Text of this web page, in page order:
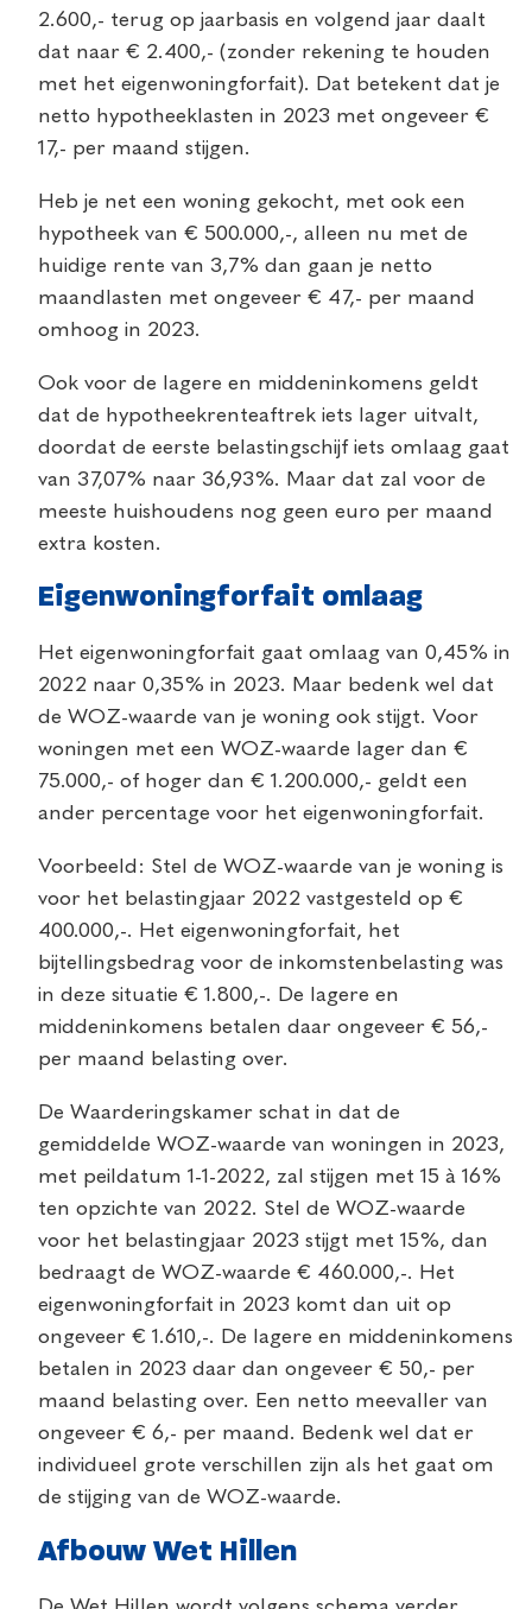
2.600,- terug op jaarbasis en volgend jaar daalt
dat naar € 2.400,- (zonder rekening te houden
met het eigenwoningforfait). Dat betekent dat je
netto hypotheeklasten in 2023 met ongeveer €
17,- per maand stijgen.
Heb je net een woning gekocht, met ook een
hypotheek van € 500.000,-, alleen nu met de
huidige rente van 3,7% dan gaan je netto
maandlasten met ongeveer € 47,- per maand
omhoog in 2023.
Ook voor de lagere en middeninkomens geldt
dat de hypotheekrenteaftrek iets lager uitvalt,
doordat de eerste belastingschijf iets omlaag gaat
van 37,07% naar 36,93%. Maar dat zal voor de
meeste huishoudens nog geen euro per maand
extra kosten.
Eigenwoningforfait omlaag
Het eigenwoningforfait gaat omlaag van 0,45% in
2022 naar 0,35% in 2023. Maar bedenk wel dat
de WOZ-waarde van je woning ook stijgt. Voor
woningen met een WOZ-waarde lager dan €
75.000,- of hoger dan € 1.200.000,- geldt een
ander percentage voor het eigenwoningforfait.
Voorbeeld: Stel de WOZ-waarde van je woning is
voor het belastingjaar 2022 vastgesteld op €
400.000,-. Het eigenwoningforfait, het
bijtellingsbedrag voor de inkomstenbelasting was
in deze situatie € 1.800,-. De lagere en
middeninkomens betalen daar ongeveer € 56,-
per maand belasting over.
De Waarderingskamer schat in dat de
gemiddelde WOZ-waarde van woningen in 2023,
met peildatum 1-1-2022, zal stijgen met 15 à 16%
ten opzichte van 2022. Stel de WOZ-waarde
voor het belastingjaar 2023 stijgt met 15%, dan
bedraagt de WOZ-waarde € 460.000,-. Het
eigenwoningforfait in 2023 komt dan uit op
ongeveer € 1.610,-. De lagere en middeninkomens
betalen in 2023 daar dan ongeveer € 50,- per
maand belasting over. Een netto meevaller van
ongeveer € 6,- per maand. Bedenk wel dat er
individueel grote verschillen zijn als het gaat om
de stijging van de WOZ-waarde.
Afbouw Wet Hillen